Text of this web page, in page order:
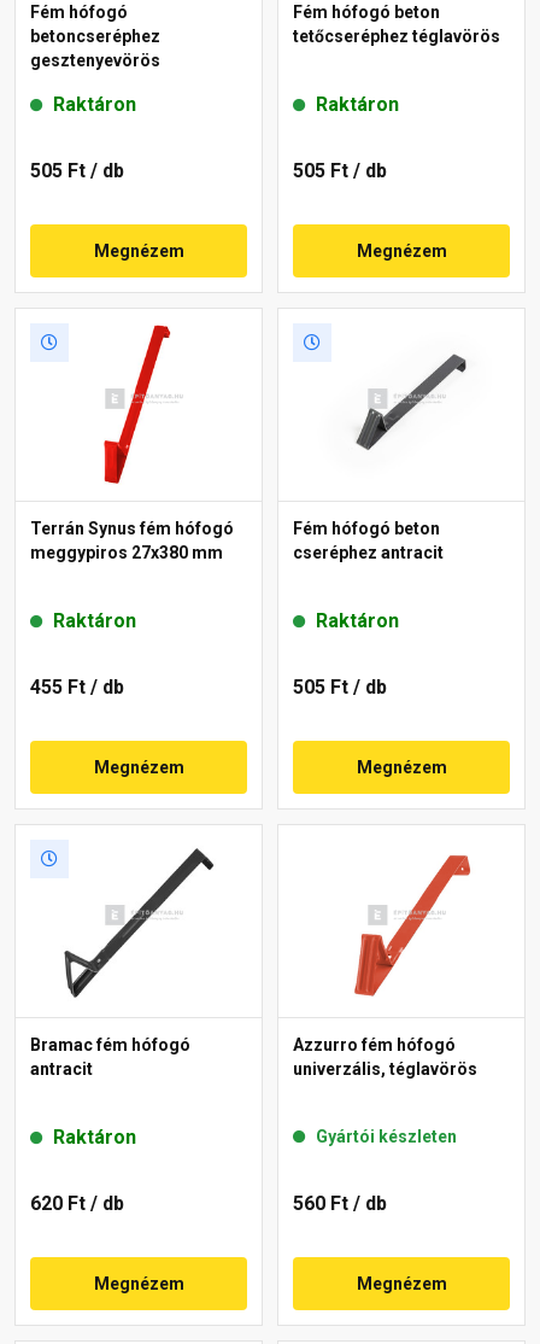
Fém hófogó
betoncseréphez
gesztenyevörös
Raktáron
505 Ft / db
Megnézem
Fém hófogó beton
tetőcseréphez téglavörös
Raktáron
505 Ft / db
Megnézem
Terrán Synus fém hófogó
meggypiros 27x380 mm
Raktáron
455 Ft / db
Megnézem
Fém hófogó beton
cseréphez antracit
Raktáron
505 Ft / db
Megnézem
Bramac fém hófogó
antracit
Raktáron
620 Ft / db
Megnézem
Azzurro fém hófogó
univerzális, téglavörös
Gyártói készleten
560 Ft / db
Megnézem